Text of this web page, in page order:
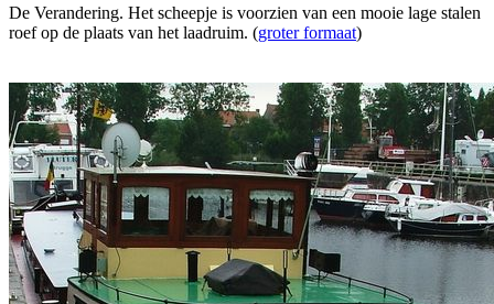
De Verandering. Het scheepje is voorzien van een mooie lage stalen
roef op de plaats van het laadruim. (groter formaat)